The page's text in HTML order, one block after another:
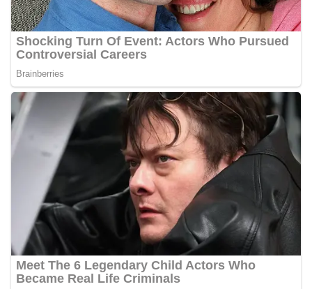
Bhabinkamtibmas di tengah-tengah warga
diharapkan dapat semakin mempererat
hubungan kemitraan antara Polri dan
masyarakat, sekaligus membangun kesadaran
kolektif warga akan pentingnya menjaga
keamanan, ketertiban, dan kekompakan
lingkungan, khususnya dalam menyambut
momentum bersejarah HUT Kemerdekaan
Republik Indonesia.‎Kegiatan sambang ini
rencananya akan terus dilaksanakan secara rutin
oleh Bhabinkamtibmas di wilayah Kelurahan
Sunggal sebagai bagian dari upaya menciptakan
situasi Kamtibmas yang aman dan kondusif,
sekaligus menumbuhkan semangat nasionalisme
warga dalam menyambut Hari Kemerdekaan RI.
Ini Alasan Plh Sekda Medan Sarankan Jhon Ester
Lase Segera Dievaluasi
Percepat Penanganan Infrastruktur Kota Medan,
Dinas SDABMBK Perkuat Sinergi dengan
Kecamatan
Ketua DPRD Medan Terima Silaturahmi Kapolres